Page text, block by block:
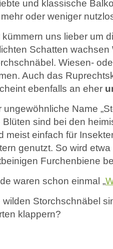
Biodiversität so wichtig?
und Artenschutz
zur Vielfalt
und klassische
oder weniger
kümmern uns lieber um
Schatten
Wiesen-
Auch das
ebenfalls an eher
ungewöhnliche Name
Blüten sind bei den
meist einfach für
genutzt. So wird
Furchenbiene
waren schon einmal „
wilden Storchschnäbel
klappern?